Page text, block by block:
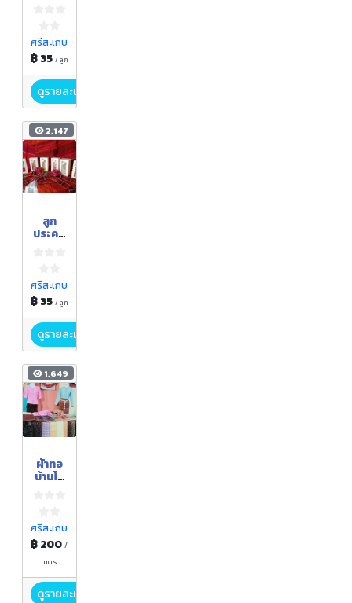
ศรีสะเกษ
฿ 35 / ลูก
ดูรายละเอียด
2,147
ลูก
ประคบ
ศรีสะเกษ
฿ 35 / ลูก
ดูรายละเอียด
1,649
ผ้าทอ
บ้านโจ
ศรีสะเกษ
฿ 200/
เมตร
ดูรายละเอียด